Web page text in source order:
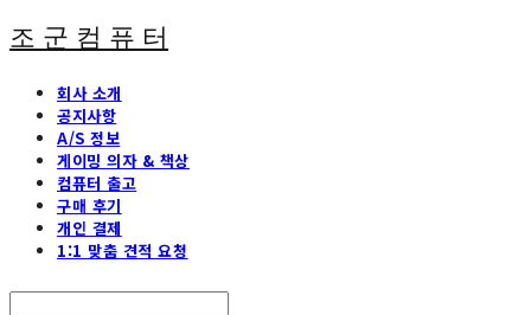
조 군 컴 퓨 터
회사 소개
공지사항
A/S 정보
게이밍 의자 & 책상
컴퓨터 출고
구매 후기
개인 결제
1:1 맞춤 견적 요청